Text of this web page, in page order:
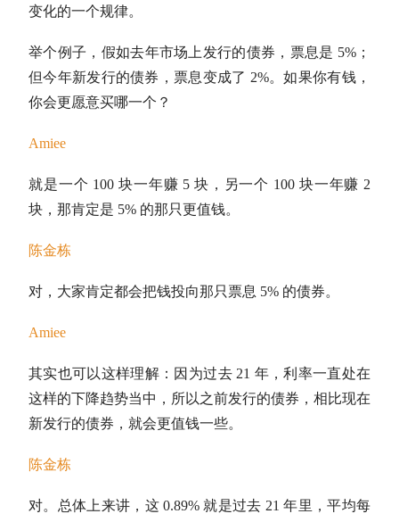
变化的一个规律。
举个例子，假如去年市场上发行的债券， 票息是 5%；
但今年新发行的债券， 票息变成了 2%。如果你有钱，
你会更愿意买哪一个？
Amiee
就是一个 100 块一年赚 5 块，另一个 100 块一年赚 2
块，那肯定是 5% 的那只更值钱。
陈金栋
对，大家肯定都会把钱投向那只 票息 5% 的债券。
Amiee
其实也可以这样理解：因为过去 21 年，利率一直处在
这样的下降趋势当中，所以之前发行的债券，相比现在
新发行的债券，就会更值钱一些。
陈金栋
对。总体上来讲，这 0.89% 就是过去 21 年里，平均每